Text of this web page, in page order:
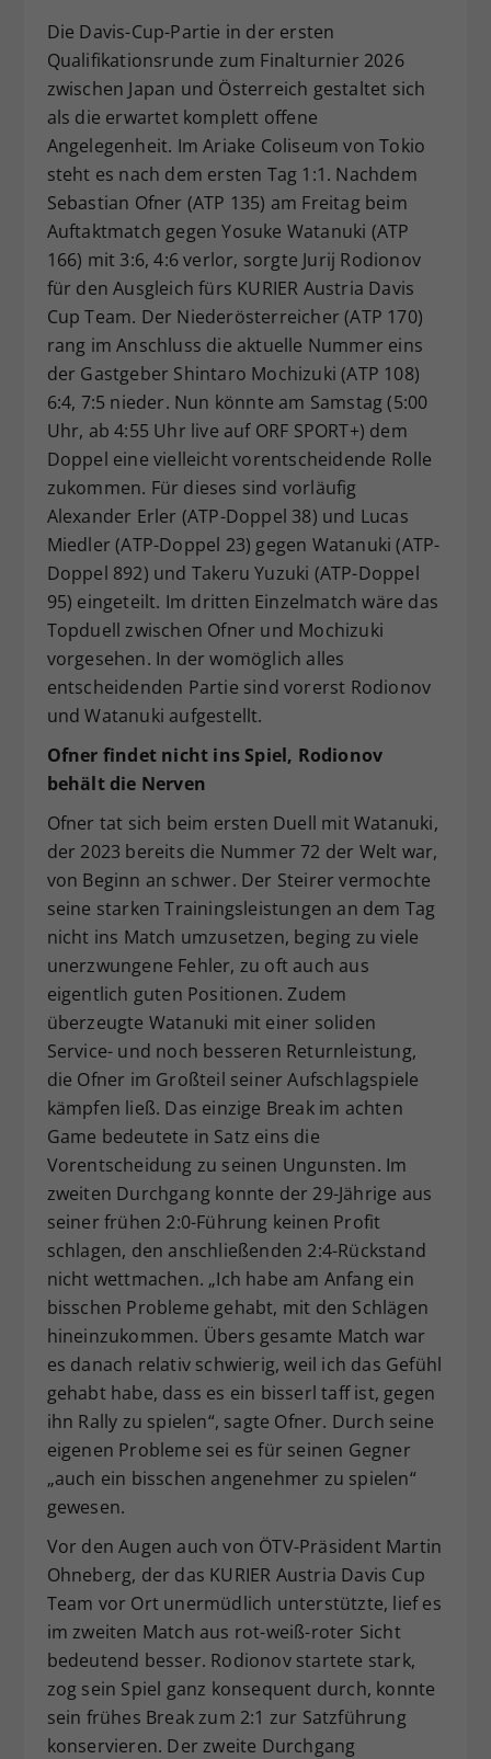
Die Davis-Cup-Partie in der ersten
Qualifikationsrunde zum Finalturnier 2026
zwischen Japan und Österreich gestaltet sich
als die erwartet komplett offene
Angelegenheit. Im Ariake Coliseum von Tokio
steht es nach dem ersten Tag 1:1. Nachdem
Sebastian Ofner (ATP 135) am Freitag beim
Auftaktmatch gegen Yosuke Watanuki (ATP
166) mit 3:6, 4:6 verlor, sorgte Jurij Rodionov
für den Ausgleich fürs KURIER Austria Davis
Cup Team. Der Niederösterreicher (ATP 170)
rang im Anschluss die aktuelle Nummer eins
der Gastgeber Shintaro Mochizuki (ATP 108)
6:4, 7:5 nieder. Nun könnte am Samstag (5:00
Uhr, ab 4:55 Uhr live auf ORF SPORT+) dem
Doppel eine vielleicht vorentscheidende Rolle
zukommen. Für dieses sind vorläufig
Alexander Erler (ATP-Doppel 38) und Lucas
Miedler (ATP-Doppel 23) gegen Watanuki (ATP-
Doppel 892) und Takeru Yuzuki (ATP-Doppel
95) eingeteilt. Im dritten Einzelmatch wäre das
Topduell zwischen Ofner und Mochizuki
vorgesehen. In der womöglich alles
entscheidenden Partie sind vorerst Rodionov
und Watanuki aufgestellt.
Ofner findet nicht ins Spiel, Rodionov
behält die Nerven
Ofner tat sich beim ersten Duell mit Watanuki,
der 2023 bereits die Nummer 72 der Welt war,
von Beginn an schwer. Der Steirer vermochte
seine starken Trainingsleistungen an dem Tag
nicht ins Match umzusetzen, beging zu viele
unerzwungene Fehler, zu oft auch aus
eigentlich guten Positionen. Zudem
überzeugte Watanuki mit einer soliden
Service- und noch besseren Returnleistung,
die Ofner im Großteil seiner Aufschlagspiele
kämpfen ließ. Das einzige Break im achten
Game bedeutete in Satz eins die
Vorentscheidung zu seinen Ungunsten. Im
zweiten Durchgang konnte der 29-Jährige aus
seiner frühen 2:0-Führung keinen Profit
schlagen, den anschließenden 2:4-Rückstand
nicht wettmachen. „Ich habe am Anfang ein
bisschen Probleme gehabt, mit den Schlägen
hineinzukommen. Übers gesamte Match war
es danach relativ schwierig, weil ich das Gefühl
gehabt habe, dass es ein bisserl taff ist, gegen
ihn Rally zu spielen“, sagte Ofner. Durch seine
eigenen Probleme sei es für seinen Gegner
„auch ein bisschen angenehmer zu spielen“
gewesen.
Vor den Augen auch von ÖTV-Präsident Martin
Ohneberg, der das KURIER Austria Davis Cup
Team vor Ort unermüdlich unterstützte, lief es
im zweiten Match aus rot-weiß-roter Sicht
bedeutend besser. Rodionov startete stark,
zog sein Spiel ganz konsequent durch, konnte
sein frühes Break zum 2:1 zur Satzführung
konservieren. Der zweite Durchgang
Zweck
Dieser Wert speichert Ihre Consent-
Einstellungen. Unter anderem eine
zufällig generierte ID, für die
historische Speicherung Ihrer
vorgenommen Einstellungen, falls der
Webseiten-Betreiber dies eingestellt
hat.